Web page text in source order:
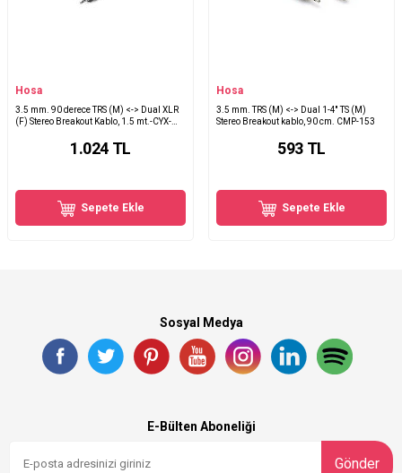
Hosa
3.5 mm. 90 derece TRS (M) <-> Dual XLR
(F) Stereo Breakout Kablo, 1.5 mt.-CYX-
1.024 TL
Sepete Ekle
Hosa
3.5 mm. TRS (M) <-> Dual 1-4'' TS (M)
Stereo Breakout kablo, 90 cm. CMP-153
593 TL
Sepete Ekle
Sosyal Medya
E-Bülten Aboneliği
Gönder